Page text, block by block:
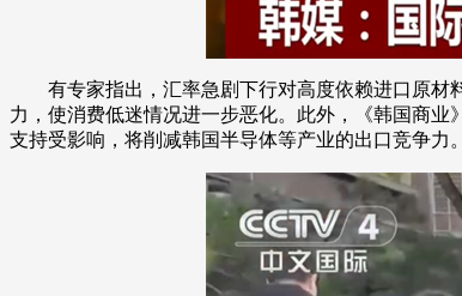
有专家指出，汇率急剧下行对高度依赖进口原
力，使消费低迷情况进一步恶化。此外，《韩国商
支持受影响，将削减韩国半导体等产业的出口竞争力。